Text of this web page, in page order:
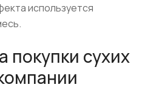
используется
сухих